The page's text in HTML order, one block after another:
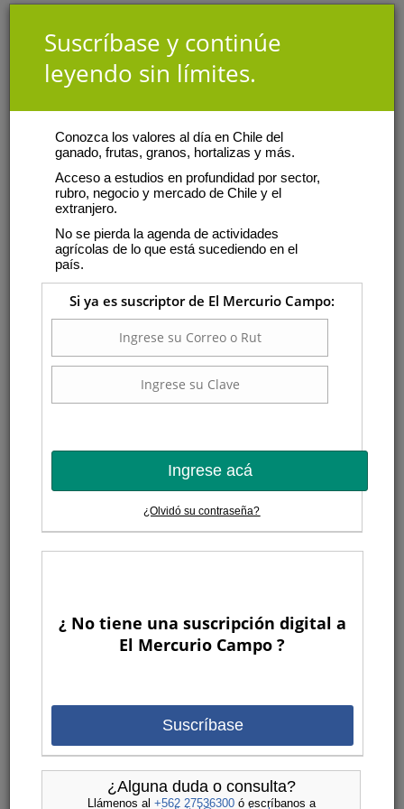
Suscríbase y continúe
leyendo sin límites.
Conozca los valores al día en Chile del
ganado, frutas, granos, hortalizas y más.
Acceso a estudios en profundidad por sector,
rubro, negocio y mercado de Chile y el
extranjero.
No se pierda la agenda de actividades
agrícolas de lo que está sucediendo en el
país.
Si ya es suscriptor de El Mercurio Campo:
Ingrese acá
¿Olvidó su contraseña?
¿ No tiene una suscripción digital a
El Mercurio Campo ?
Suscríbase
¿Alguna duda o consulta?
Llámenos al +562 27536300ó escríbanos a